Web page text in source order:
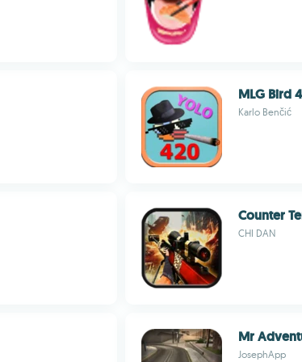
MLG Bird
Karlo Benčić
Counter
CHI DAN
Mr
JosephApp